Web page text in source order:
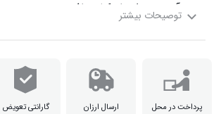
رنگبندی :
باتوجه به اینکه پارچه محصول بافته میشود امکان 2 – 3 سانتی متر اختلاف در اندازه ها
پرداخت در محل ارسال ارزان گارانتی تعویض